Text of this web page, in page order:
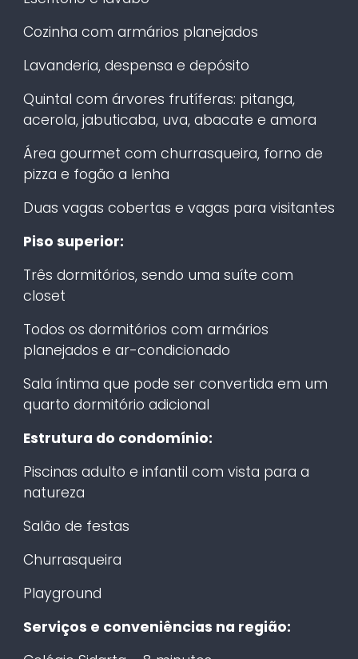
Cozinha com armários planejados
Lavanderia, despensa e depósito
Quintal com árvores frutíferas: pitanga,
acerola, jabuticaba, uva, abacate e amora
Área gourmet com churrasqueira, forno de
pizza e fogão a lenha
Duas vagas cobertas e vagas para visitantes
Piso superior:
Três dormitórios, sendo uma suíte com
closet
Todos os dormitórios com armários
planejados e ar-condicionado
Sala íntima que pode ser convertida em um
quarto dormitório adicional
Estrutura do condomínio:
Piscinas adulto e infantil com vista para a
natureza
Salão de festas
Churrasqueira
Playground
Serviços e conveniências na região: